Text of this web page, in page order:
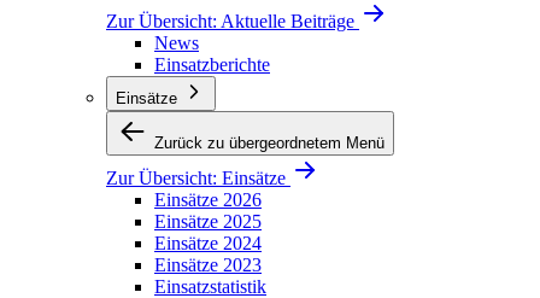
Zur Übersicht: Aktuelle Beiträge
News
Einsatzberichte
Einsätze
Zurück zu übergeordnetem Menü
Zur Übersicht: Einsätze
Einsätze 2026
Einsätze 2025
Einsätze 2024
Einsätze 2023
Einsatzstatistik